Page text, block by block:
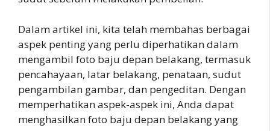
Dalam artikel ini, kita telah membahas berbagai
aspek penting yang perlu diperhatikan dalam
mengambil foto baju depan belakang, termasuk
pencahayaan, latar belakang, penataan, sudut
pengambilan gambar, dan pengeditan. Dengan
memperhatikan aspek-aspek ini, Anda dapat
menghasilkan foto baju depan belakang yang